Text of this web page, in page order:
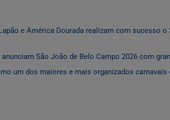
e América Dourada realizam com sucesso o
São João de Belo Campo 2026 com
um dos maiores e mais organizados carnavais